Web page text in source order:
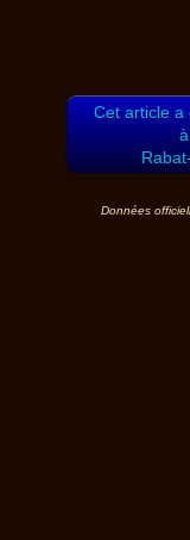
Cet article a
Données